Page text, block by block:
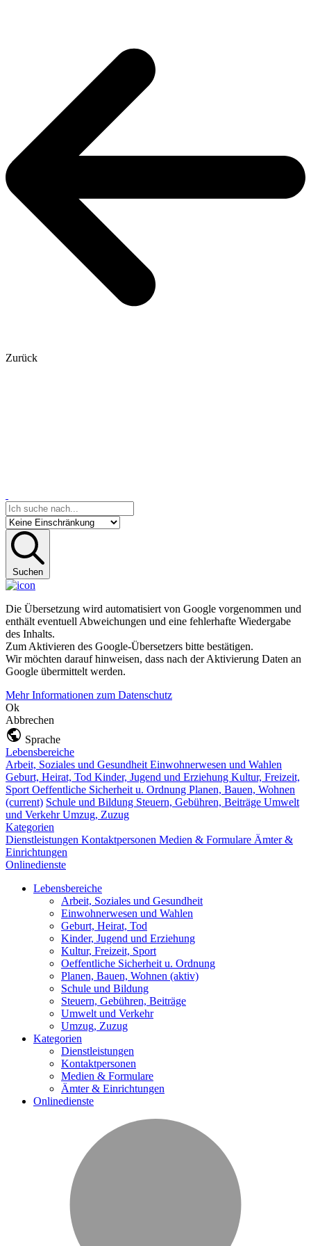
Zurück
Suchen
Die Übersetzung wird automatisiert von Google vorgenommen und
enthält eventuell Abweichungen und eine fehlerhafte Wiedergabe
des Inhalts.
Zum Aktivieren des Google-Übersetzers bitte bestätigen.
Wir möchten darauf hinweisen, dass nach der Aktivierung Daten an
Google übermittelt werden.
Mehr Informationen zum Datenschutz
Ok
Abbrechen
Sprache
Lebensbereiche
Arbeit, Soziales und Gesundheit Einwohnerwesen und Wahlen
Geburt, Heirat, Tod Kinder, Jugend und Erziehung Kultur, Freizeit,
Sport Oeffentliche Sicherheit u. Ordnung Planen, Bauen, Wohnen
(current) Schule und Bildung Steuern, Gebühren, Beiträge Umwelt
und VerkehrUmzug, Zuzug
Kategorien
Dienstleistungen Kontaktpersonen Medien & Formulare Ämter &
Einrichtungen
Onlinedienste
Lebensbereiche
Arbeit, Soziales und Gesundheit
Einwohnerwesen und Wahlen
Geburt, Heirat, Tod
Kinder, Jugend und Erziehung
Kultur, Freizeit, Sport
Oeffentliche Sicherheit u. Ordnung
Planen, Bauen, Wohnen (aktiv)
Schule und Bildung
Steuern, Gebühren, Beiträge
Umwelt und Verkehr
Umzug, Zuzug
Kategorien
Dienstleistungen
Kontaktpersonen
Medien & Formulare
Ämter & Einrichtungen
Onlinedienste